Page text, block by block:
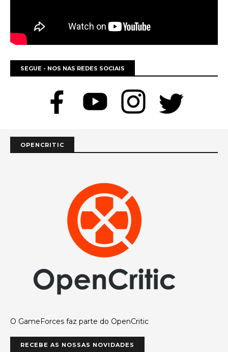
SEGUE - NOS NAS REDES SOCIAIS
OPENCRITIC
O GameForces faz parte do OpenCritic
RECEBE AS NOSSAS NOVIDADES